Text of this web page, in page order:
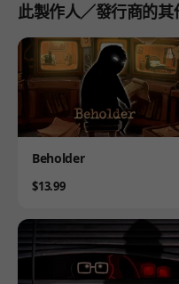
此製作人／發行商的其
Product
Beholder
Price
$13.99